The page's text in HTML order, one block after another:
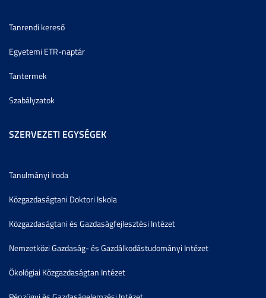
Tanrendi kereső
Egyetemi ETR-naptár
Tantermek
Szabályzatok
SZERVEZETI EGYSÉGEK
Tanulmányi Iroda
Közgazdaságtani Doktori Iskola
Közgazdaságtani és Gazdaságfejlesztési Intézet
Nemzetközi Gazdaság- és Gazdálkodástudományi Intézet
Ökológiai Közgazdaságtan Intézet